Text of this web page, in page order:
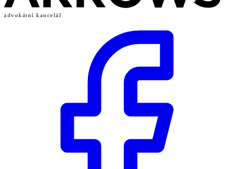
advokátní kancelář